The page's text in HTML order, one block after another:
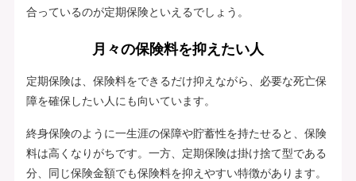
合っているのが定期保険といえるでしょう。
月々の保険料を抑えたい人
定期保険は、保険料をできるだけ抑えながら、必要な死亡保
障を確保したい人にも向いています。
終身保険のように一生涯の保障や貯蓄性を持たせると、保険
料は高くなりがちです。一方、定期保険は掛け捨て型である
分、同じ保険金額でも保険料を抑えやすい特徴があります。